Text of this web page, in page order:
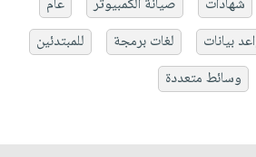
شهادات صيانة الكمبيوتر
عام
بيانات لغات برمجة
للمبتدئين
وسائط متعددة